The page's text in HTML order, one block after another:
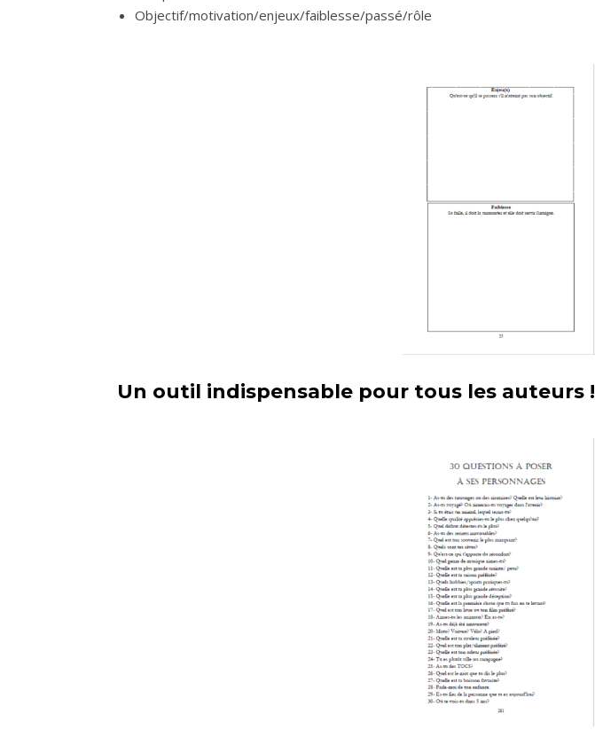
Objectif/motivation/enjeux/faiblesse/passé/rôle
Un outil indispensable pour tous les auteurs !